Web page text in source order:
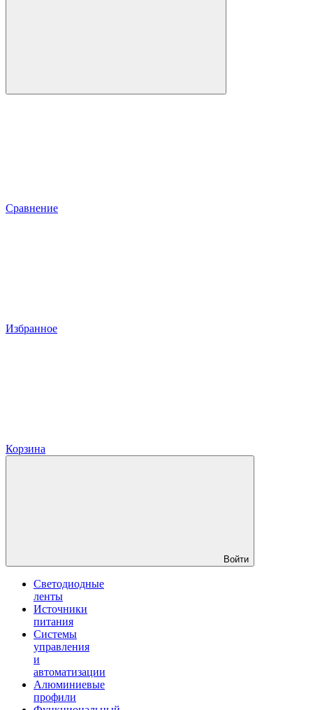
Сравнение
Избранное
Корзина
Войти
Светодиодные
ленты
Источники
питания
Системы
управления
и
автоматизации
Алюминиевые
профили